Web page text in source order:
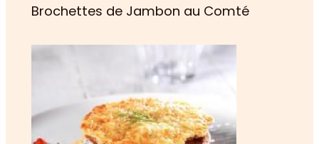
Brochettes de Jambon au Comté